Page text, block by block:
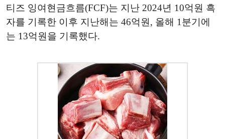
티즈 잉여현금흐름(FCF)는 지난 2024년 10억원 흑
자를 기록한 이후 지난해는 46억원, 올해 1분기에
는 13억원을 기록했다.